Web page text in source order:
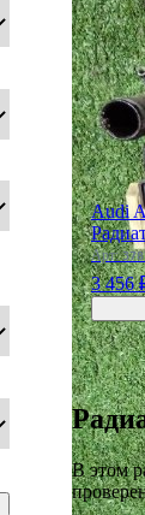
Audi
Арт:
3 456
В этом